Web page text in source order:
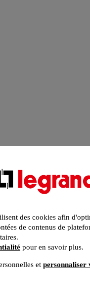
des cookies afin
de contenus de
pour en savoir plus.
et personnaliser